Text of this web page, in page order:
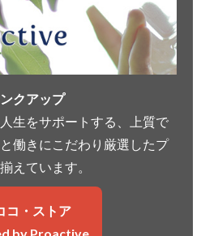
クアップ
生をサポートする、上質で
働きにこだわり厳選したプ
えています。
コ・ストア